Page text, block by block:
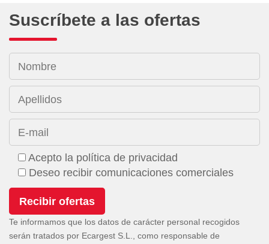
Suscríbete a las ofertas
Nombre
Apellidos
E-mail
Acepto la política de privacidad
Deseo recibir comunicaciones comerciales
Te informamos que los datos de carácter personal recogidos
serán tratados por Ecargest S.L., como responsable de